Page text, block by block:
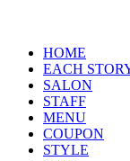
HOME
EACH
SALON
STAFF
MENU
COUPON
STYLE